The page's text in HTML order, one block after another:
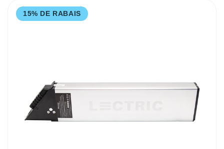
15% DE RABAIS